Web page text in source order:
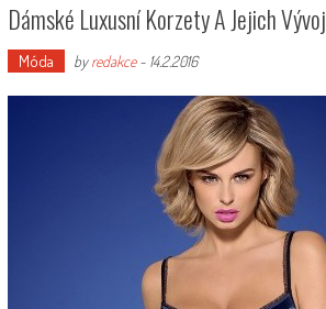
Dámské Luxusní Korzety A Jejich Vývoj
Móda byredakce- 14.2.2016